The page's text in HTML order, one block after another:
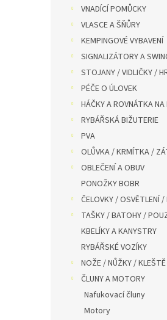
VNADÍCÍ POMŮCKY
VLASCE A ŠŇŮRY
KEMPINGOVÉ VYBAVENÍ
SIGNALIZÁTORY A
STOJANY / VIDLIČKY /
PÉČE O ÚLOVEK
HÁČKY A ROVNÁTKA NA
RYBÁŘSKÁ BIŽUTERIE
PVA
OLŮVKA / KRMÍTKA /
OBLEČENÍ A OBUV
PONOŽKY BOBR
ČELOVKY / OSVĚTLENÍ
TAŠKY / BATOHY /
KBELÍKY A KANYSTRY
RYBÁŘSKÉ VOZÍKY
NOŽE / NŮŽKY / KLEŠTĚ
ČLUNY A MOTORY
Nafukovací čluny
Motory